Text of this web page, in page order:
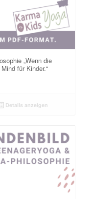
„Wenn die
für Kinder.“
Details anzeigen